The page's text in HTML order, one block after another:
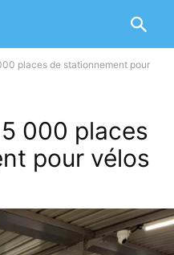
places de stationnement pour
000 places
pour vélos